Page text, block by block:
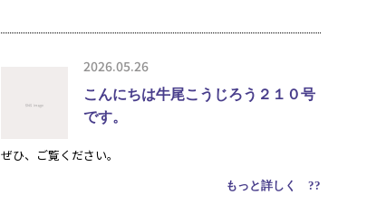
2026.05.26
こんにちは牛尾こうじろう２１０号
です。
ぜひ、ご覧ください。
もっと詳しく ??